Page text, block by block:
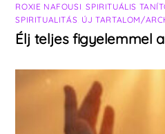
ROXIE NAFOUSI ,SPIRITUÁLIS
SPIRITUALITÁS ÚJ TARTALOM/
Élj teljes figyelemmel